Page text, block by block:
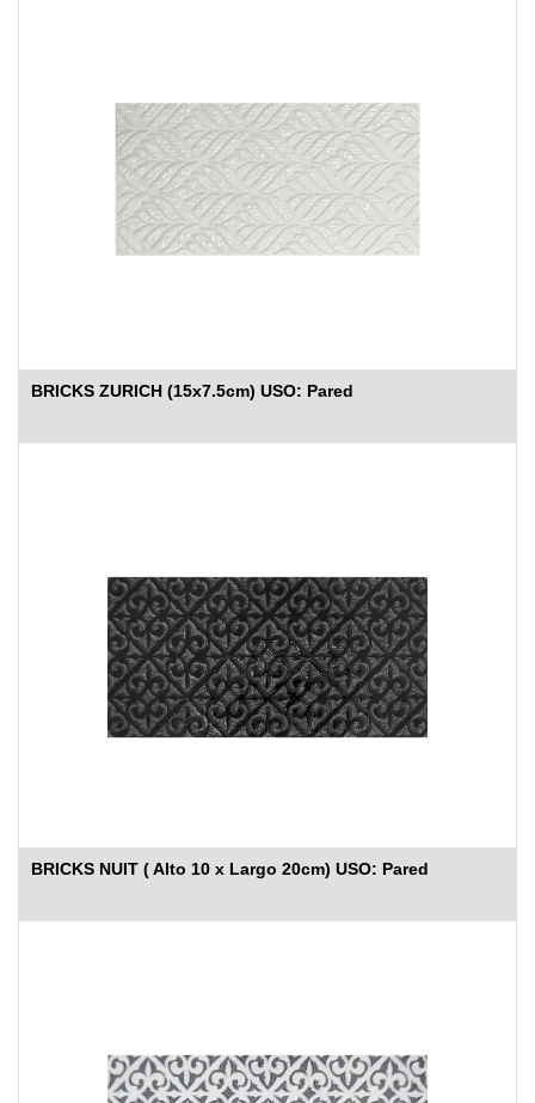
BRICKS ZURICH (15x7.5cm) USO: Pared
BRICKS NUIT ( Alto 10 x Largo 20cm) USO: Pared